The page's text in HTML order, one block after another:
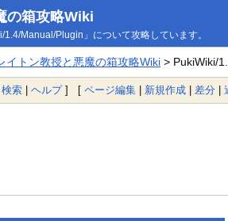
の箱攻略Wiki
1.4/Manual/Plugin」について攻略しています。
イトン教授と悪魔の箱攻略Wiki> PukiWiki/
検索 | ヘルプ] [ ページ編集 | 新規作成 | 差分 |